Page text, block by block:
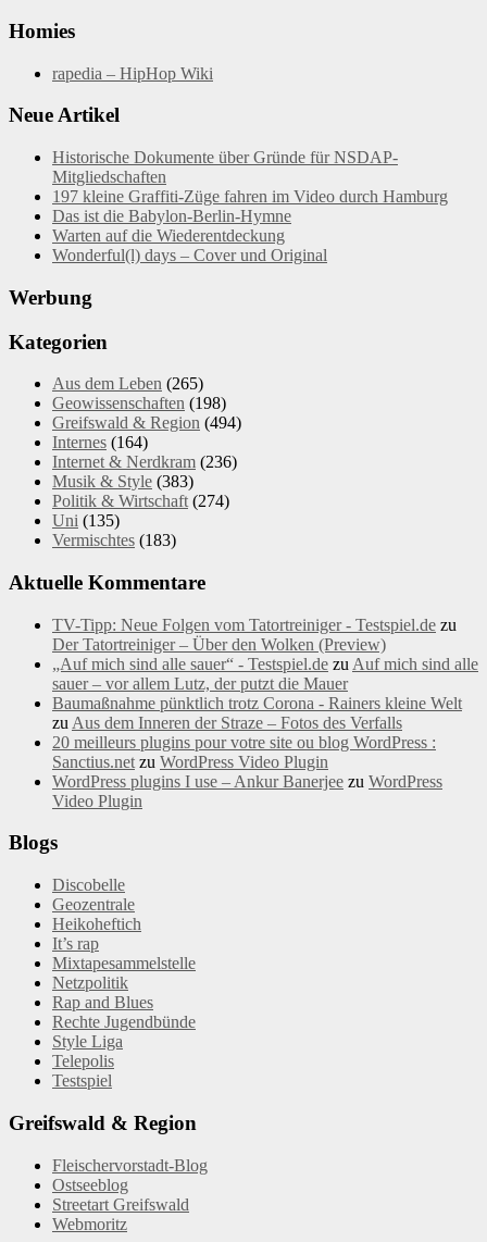
Homies
rapedia – HipHop Wiki
Neue Artikel
Historische Dokumente über Gründe für NSDAP-
Mitgliedschaften
197 kleine Graffiti-Züge fahren im Video durch Hamburg
Das ist die Babylon-Berlin-Hymne
Warten auf die Wiederentdeckung
Wonderful(l) days – Cover und Original
Werbung
Kategorien
Aus dem Leben (265)
Geowissenschaften (198)
Greifswald & Region (494)
Internes (164)
Internet & Nerdkram (236)
Musik & Style (383)
Politik & Wirtschaft (274)
Uni (135)
Vermischtes (183)
Aktuelle Kommentare
TV-Tipp: Neue Folgen vom Tatortreiniger - Testspiel.de zu
Der Tatortreiniger – Über den Wolken (Preview)
„Auf mich sind alle sauer“ - Testspiel.de zu Auf mich sind alle
sauer – vor allem Lutz, der putzt die Mauer
Baumaßnahme pünktlich trotz Corona - Rainers kleine Welt
zu Aus dem Inneren der Straze – Fotos des Verfalls
20 meilleurs plugins pour votre site ou blog WordPress :
Sanctius.net zu WordPress Video Plugin
WordPress plugins I use – Ankur Banerjee zu WordPress
Video Plugin
Blogs
Discobelle
Geozentrale
Heikoheftich
It’s rap
Mixtapesammelstelle
Netzpolitik
Rap and Blues
Rechte Jugendbünde
Style Liga
Telepolis
Testspiel
Greifswald & Region
Fleischervorstadt-Blog
Ostseeblog
Streetart Greifswald
Webmoritz